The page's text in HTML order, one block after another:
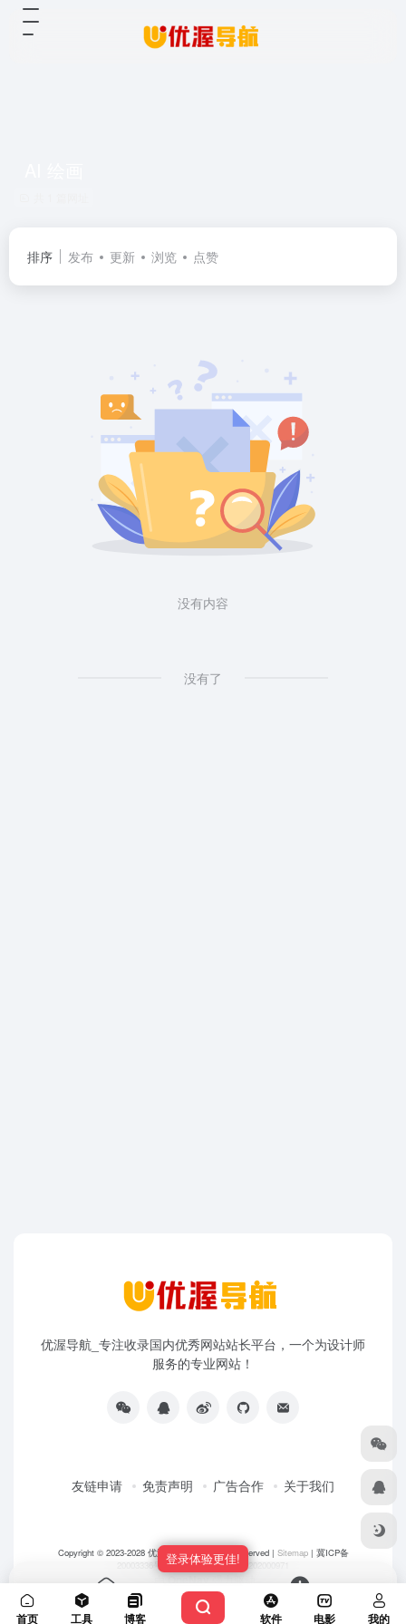
排序 发布 更新 浏览 点赞
没有内容
没有了
优渥导航_专注收录国内优秀网站站长平台，一个为设计师
服务的专业网站！
友链申请 免责声明 广告合作 关于我们
Copyright © 2023-2028 优渥导航网- All rights reserved | Sitemap| 冀ICP备
20003336号-5|冀公网安备 13108202000971
OneNav强力驱动
首页 工具 博客 软件 电影 我的
登录体验更佳!